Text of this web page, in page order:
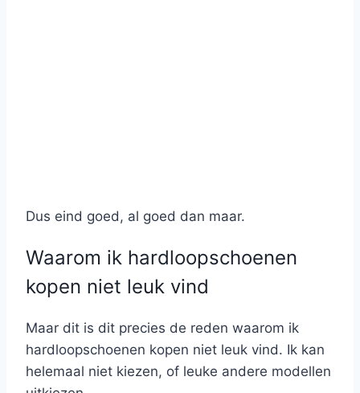
Dus eind goed, al goed dan maar.
Waarom ik hardloopschoenen
kopen niet leuk vind
Maar dit is dit precies de reden waarom ik
hardloopschoenen kopen niet leuk vind. Ik kan
helemaal niet kiezen, of leuke andere modellen